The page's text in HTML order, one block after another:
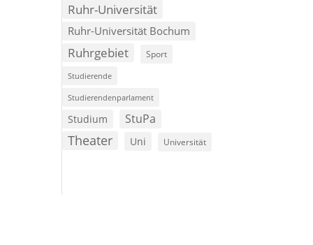
Ruhr-Universität
Ruhr-Universität Bochum
Ruhrgebiet Sport
Studierende
Studierendenparlament
Studium StuPa
Theater Uni Universität